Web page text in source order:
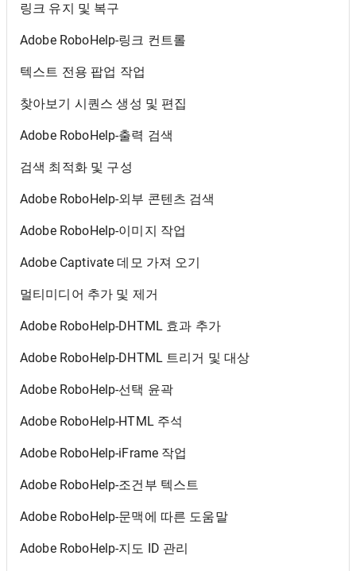
링크 유지 및 복구
Adobe RoboHelp-링크 컨트롤
텍스트 전용 팝업 작업
찾아보기 시퀀스 생성 및 편집
Adobe RoboHelp-출력 검색
검색 최적화 및 구성
Adobe RoboHelp-외부 콘텐츠 검색
Adobe RoboHelp-이미지 작업
Adobe Captivate 데모 가져 오기
멀티미디어 추가 및 제거
Adobe RoboHelp-DHTML 효과 추가
Adobe RoboHelp-DHTML 트리거 및 대상
Adobe RoboHelp-선택 윤곽
Adobe RoboHelp-HTML 주석
Adobe RoboHelp-iFrame 작업
Adobe RoboHelp-조건부 텍스트
Adobe RoboHelp-문맥에 따른 도움말
Adobe RoboHelp-지도 ID 관리